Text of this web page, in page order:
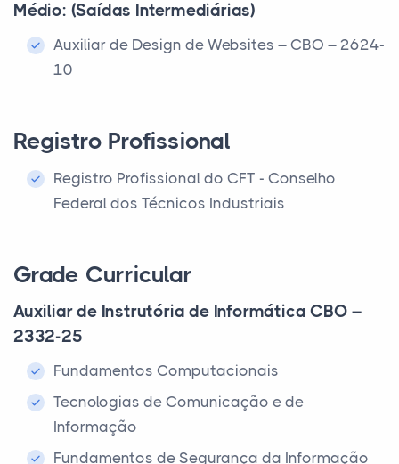
Médio: (Saídas Intermediárias)
Auxiliar de Design de Websites – CBO – 2624-
10
Registro Profissional
Registro Profissional do CFT - Conselho
Federal dos Técnicos Industriais
Grade Curricular
Auxiliar de Instrutória de Informática CBO –
2332-25
Fundamentos Computacionais
Tecnologias de Comunicação e de
Informação
Fundamentos de Segurança da Informação